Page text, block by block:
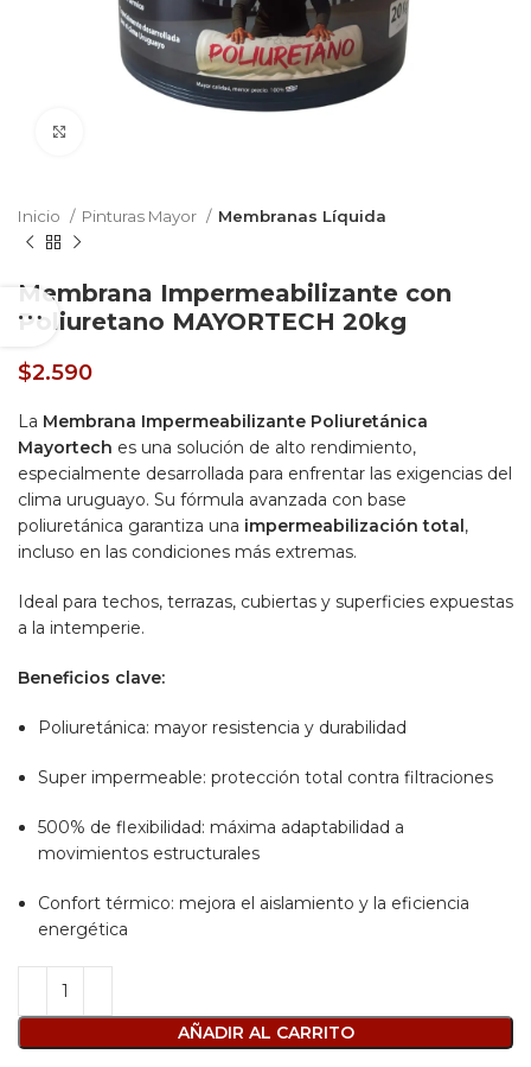
Inicio Pinturas Mayor Membranas Líquida
Membrana Impermeabilizante con
Poliuretano MAYORTECH 20kg
$2.590
La Membrana Impermeabilizante Poliuretánica
Mayortech es una solución de alto rendimiento,
especialmente desarrollada para enfrentar las exigencias del
clima uruguayo. Su fórmula avanzada con base
poliuretánica garantiza una impermeabilización total,
incluso en las condiciones más extremas.
Ideal para techos, terrazas, cubiertas y superficies expuestas
a la intemperie.
Beneficios clave:
Poliuretánica: mayor resistencia y durabilidad
Super impermeable: protección total contra filtraciones
500% de flexibilidad: máxima adaptabilidad a
movimientos estructurales
Confort térmico: mejora el aislamiento y la eficiencia
energética
AÑADIR AL CARRITO